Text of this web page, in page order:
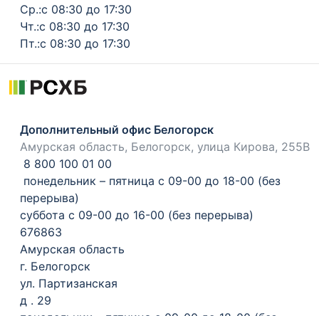
Ср.:с 08:30 до 17:30
Чт.:с 08:30 до 17:30
Пт.:с 08:30 до 17:30
Дополнительный офис Белогорск
Амурская область, Белогорск, улица Кирова, 255В
8 800 100 01 00
понедельник – пятница с 09-00 до 18-00 (без
перерыва)
суббота с 09-00 до 16-00 (без перерыва)
676863
Амурская область
г. Белогорск
ул. Партизанская
д . 29